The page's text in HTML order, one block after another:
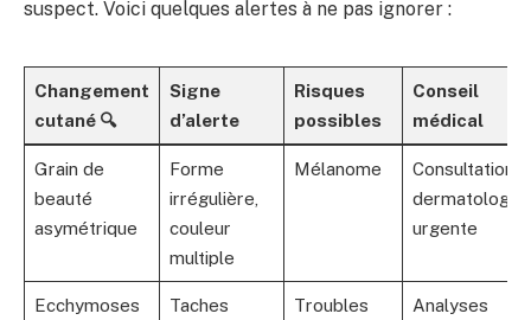
suspect. Voici quelques alertes à ne pas ignorer :
Changement
cutané 🔍
Signe
d’alerte
Risques
possibles
Conseil
médical
Grain de
beauté
asymétrique
Forme
irrégulière,
couleur
multiple
Mélanome
Consultation
urgente
Ecchymoses
Taches
Troubles
Analyses